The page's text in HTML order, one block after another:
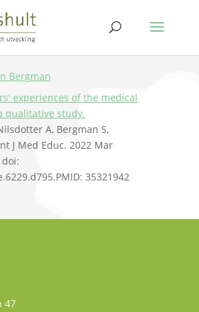
Bergman
experiences of the medical
qualitative study.
A, Bergman S,
J Med Educ. 2022 Mar
doi:
35321942
47